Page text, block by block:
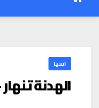
اسيا
الهدنة